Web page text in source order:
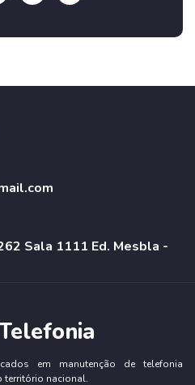
Sala 1111 Ed. Mesbla -
em manutenção de telefonia
território nacional.